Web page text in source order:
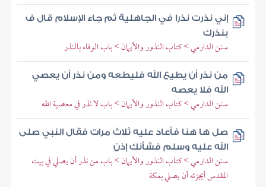
إني نذرت نذرا في الجاهلية ثم جاء الإسلام قال ف
بنذرك
سنن الدارمي > كتاب النذور والأيمان > باب الوفاء بالنذر
من نذر أن يطيع الله فليطعه ومن نذر أن يعصي
الله فلا يعصه
سنن الدارمي > كتاب النذور والأيمان > باب لا نذر في معصية الله
صل ها هنا فأعاد عليه ثلاث مرات فقال النبي صلى
الله عليه وسلم فشأنك إذن
سنن الدارمي > كتاب النذور والأيمان > باب من نذر أن يصلي في بيت
المقدس أيجزئه أن يصلي بمكة